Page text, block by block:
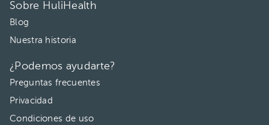
Sobre HuliHealth
Blog
Nuestra historia
¿Podemos ayudarte?
Preguntas frecuentes
Privacidad
Condiciones de uso